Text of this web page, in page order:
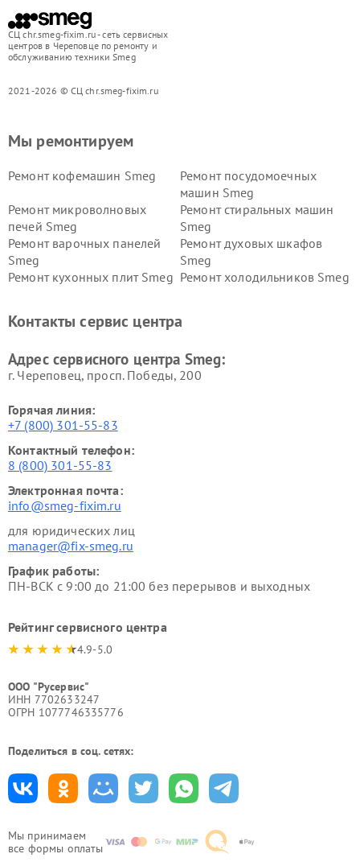
СЦ chr.smeg-fixim.ru - сеть сервисных
центров в Череповце по ремонту и
обслуживанию техники Smeg
2021-2026 © СЦ chr.smeg-fixim.ru
Мы принимаем
все формы оплаты
Мы ремонтируем
Ремонт кофемашин Smeg
Ремонт посудомоечных
машин Smeg
Ремонт микроволновых
печей Smeg
Ремонт стиральных машин
Smeg
Ремонт варочных панелей
Smeg
Ремонт духовых шкафов
Smeg
Ремонт кухонных плит Smeg Ремонт холодильников Smeg
Контакты сервис центра
Адрес сервисного центра Smeg:
г. Череповец, просп. Победы, 200
Горячая линия:
+7 (800) 301-55-83
Контактный телефон:
8 (800) 301-55-83
Электронная почта:
info@smeg-fixim.ru
для юридических лиц
manager@fix-smeg.ru
График работы:
ПН-ВСК с 9:00 до 21:00 без перерывов и выходных
Рейтинг сервисного центра
4.9-5.0
ООО "Русервис"
ИНН 7702633247
ОГРН 1077746335776
Поделиться в соц. сетях: